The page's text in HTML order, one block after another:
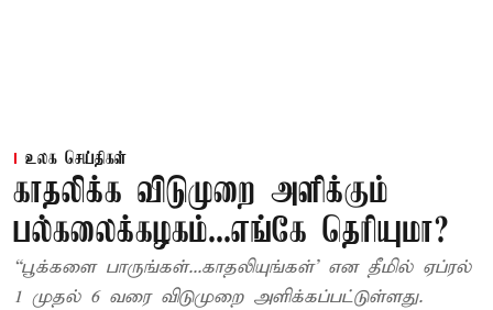
உலக செய்திகள்
காதலிக்க விடுமுறை அளிக்கும்
பல்கலைக்கழகம்...எங்கே தெரியுமா?
“பூக்களை பாருங்கள்...காதலியுங்கள்’ என தீமில் ஏப்ரல்
1 முதல் 6 வரை விடுமுறை அளிக்கப்பட்டுள்ளது.